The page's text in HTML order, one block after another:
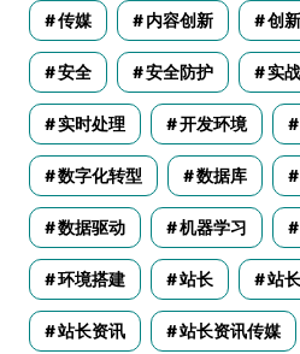
传媒 内容创新 创新
安全 安全防护 实战
实时处理 开发环境
数字化转型 数据库
数据驱动 机器学习
环境搭建 站长 站
站长资讯 站长资讯传媒